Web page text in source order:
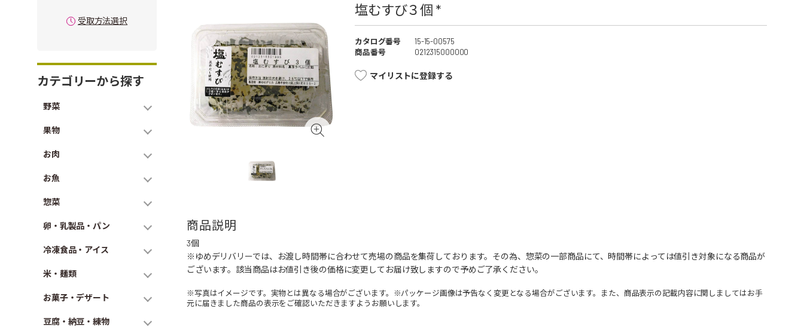
受取方法選択
カテゴリーから探す
野菜
果物
お肉
お魚
惣菜
卵・乳製品・パン
冷凍食品・アイス
米・麺類
お菓子・デザート
豆腐・納豆・練物
塩むすび３個 *
カタログ番号
15-15-00575
商品番号
0212315000000
マイリストに登録する
商品説明
3個
※ゆめデリバリーでは、お渡し時間帯に合わせて売場の商品を集荷しております。その為、惣菜の一部商品にて、時間帯によっては値引き対象になる商品が
ございます。該当商品はお値引き後の価格に変更してお届け致しますので予めご了承ください。
※写真はイメージです。実物とは異なる場合がございます。※パッケージ画像は予告なく変更となる場合がございます。また、商品表示の記載内容に関しましてはお手
元に届きました商品の表示をご確認いただきますようお願いします。